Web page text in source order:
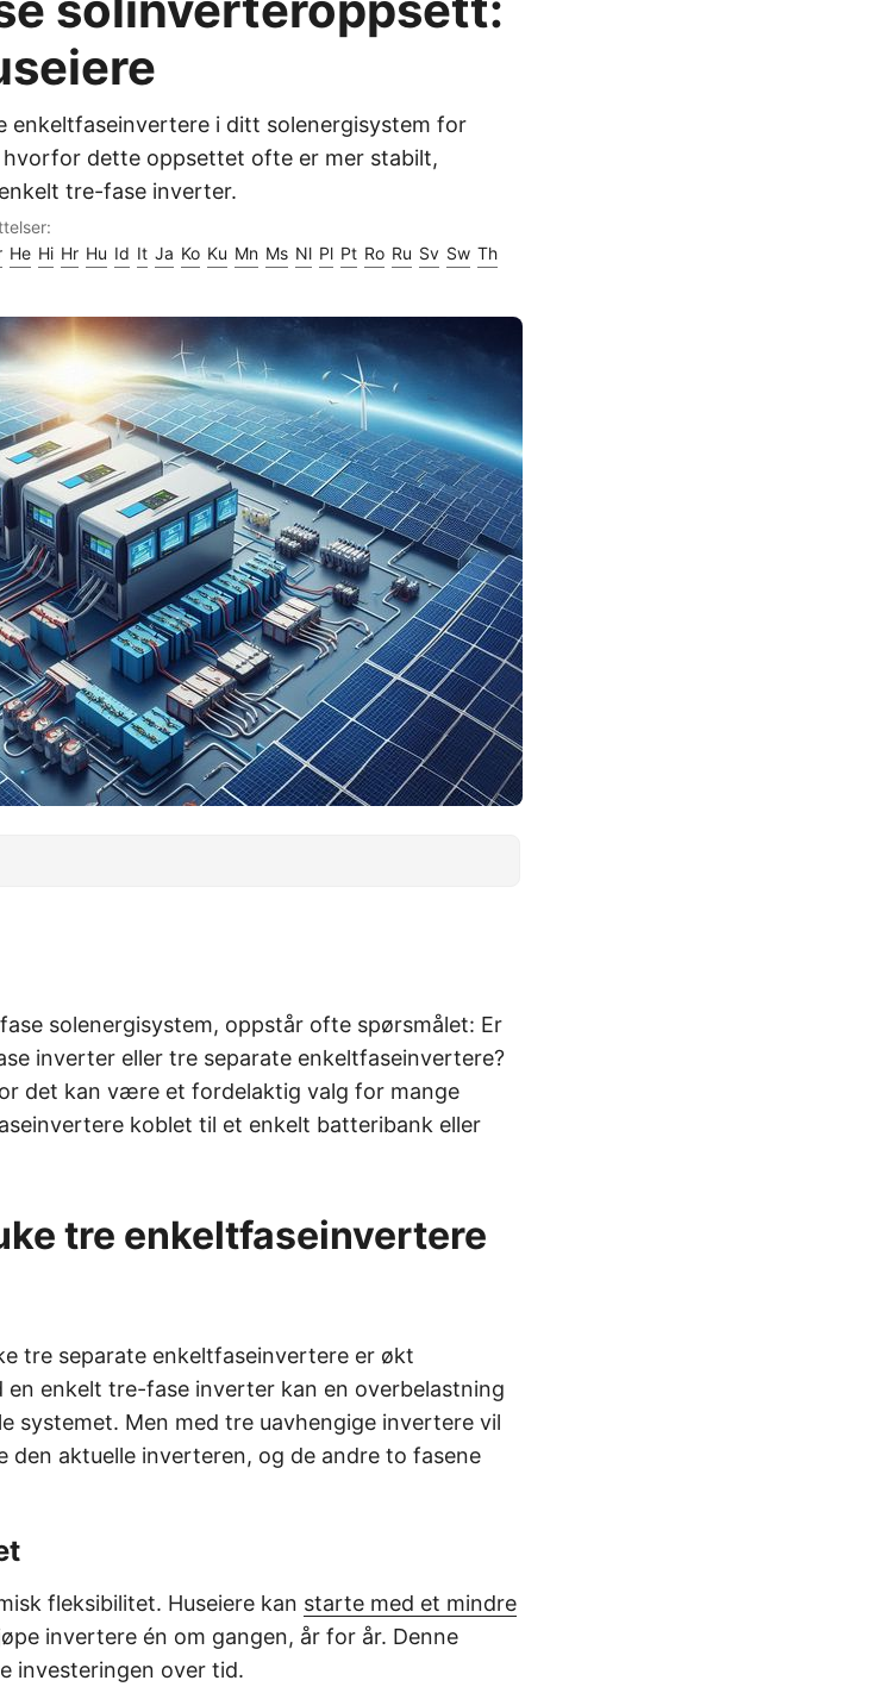
enkeltfaseinvertere i ditt solenergisystem for
dette oppsettet ofte er mer stabilt,
tre-fase inverter.
He Hi Hr Hu Id It Ja Ko Ku Mn Ms Nl Pl Pt Ro Ru Sv Sw Th
solenergisystem, oppstår ofte spørsmålet: Er
inverter eller tre separate enkeltfaseinvertere?
det kan være et fordelaktig valg for mange
koblet til et enkelt batteribank eller
tre enkeltfaseinvertere
tre separate enkeltfaseinvertere er økt
enkelt tre-fase inverter kan en overbelastning
systemet. Men med tre uavhengige invertere vil
den aktuelle inverteren, og de andre to fasene
fleksibilitet. Huseiere kan starte med et mindre
invertere én om gangen, år for år. Denne
investeringen over tid.